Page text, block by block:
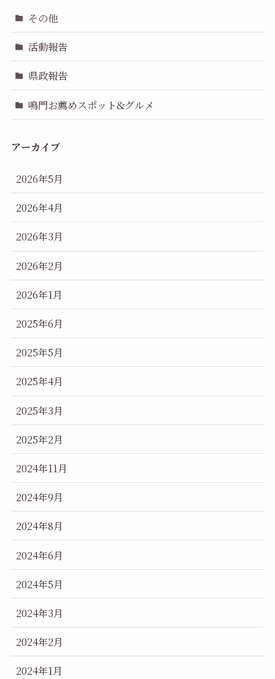
その他
活動報告
県政報告
鳴門お薦めスポット&グルメ
アーカイブ
2026年5月
2026年4月
2026年3月
2026年2月
2026年1月
2025年6月
2025年5月
2025年4月
2025年3月
2025年2月
2024年11月
2024年9月
2024年8月
2024年6月
2024年5月
2024年3月
2024年2月
2024年1月